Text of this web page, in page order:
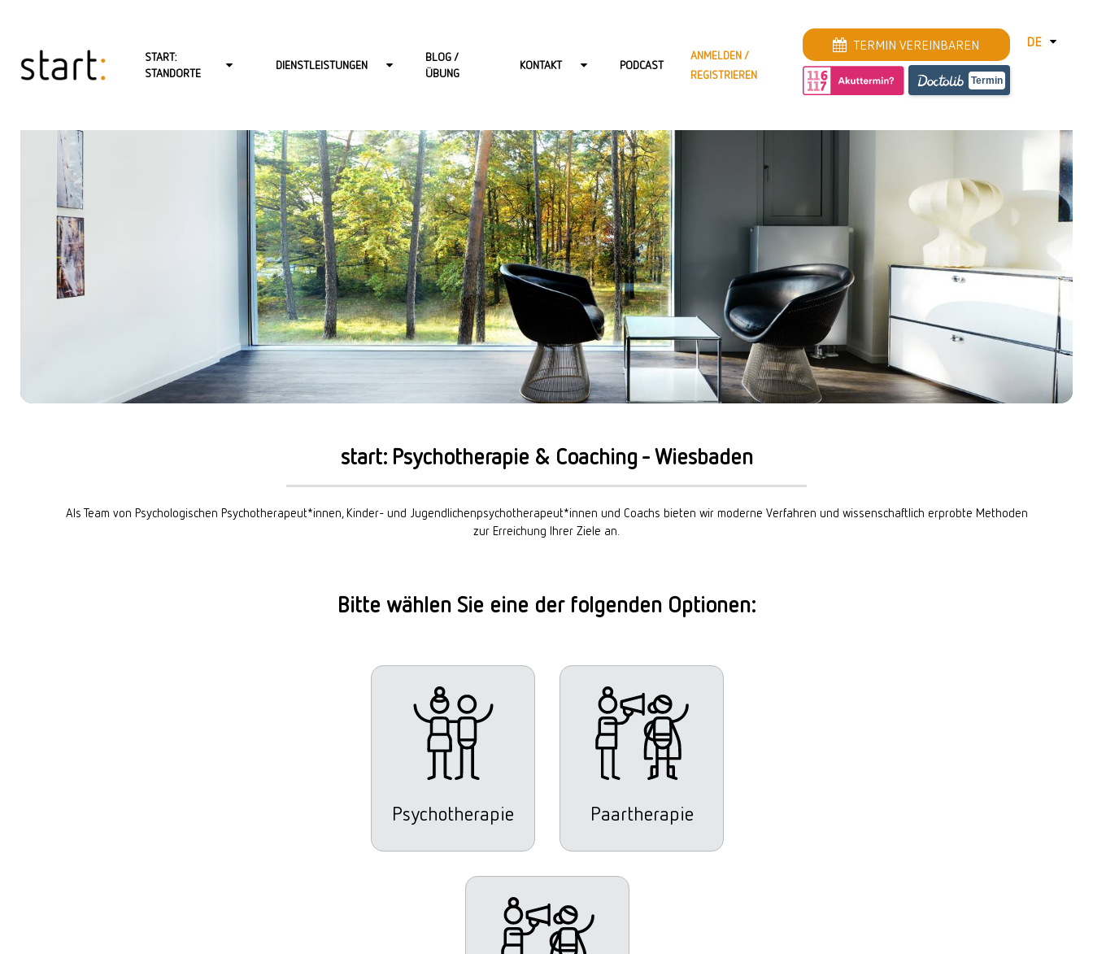
START:
STANDORTE
START: BERLIN-MITTE-LINIENSTR.
START: BERLIN-MITTE-SCHÖNHAUSER ALLEE
START: BERLIN-REINICKENDORF (FROHNAU)
START: BERLIN-ZEHLENDORF
START: ONLINE
START: POTSDAM
DIENSTLEISTUNGEN
PSYCHOTHERAPIE FÜR KINDER
PSYCHOTHERAPIE FÜR JUGENDLICHE
BABY- UND KLEINKINDSPRECHSTUNDE
PAARTHERAPIE
BERATUNG
COACHING
DIGITALE ANGEBOTE
GRUPPENTHERAPIE
METHODEN
DOCUMENTS
BLOG /
ÜBUNG
KONTAKT
KONTAKT-HAMBURG
KONTAKT-ONLINE
KONTAKT-POTSDAM
KONTAKT-WIESBADEN
KARRIERE BEI START:
PODCAST
ANMELDEN /
REGISTRIEREN
TERMIN VEREINBAREN
Termin
DE
start: Psychotherapie & Coaching - Wiesbaden
Als Team von Psychologischen Psychotherapeut*innen, Kinder- und Jugendlichenpsychotherapeut*innen und Coachs bieten wir moderne Verfahren und wissenschaftlich erprobte Methoden
zur Erreichung Ihrer Ziele an.
Bitte wählen Sie eine der folgenden Optionen:
Psychotherapie Paartherapie